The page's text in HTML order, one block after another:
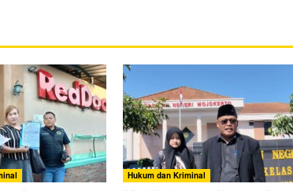
Hukum dan Kriminal